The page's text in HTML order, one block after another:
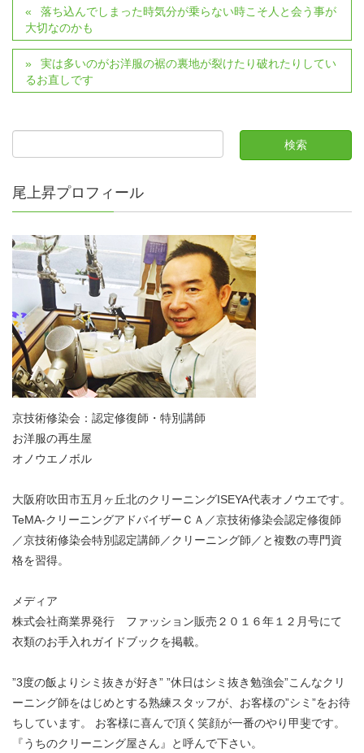
落ち込んでしまった時気分が乗らない時こそ人と会う事が
大切なのかも
実は多いのがお洋服の裾の裏地が裂けたり破れたりしてい
るお直しです
尾上昇プロフィール
京技術修染会：認定修復師・特別講師
お洋服の再生屋
オノウエノボル
大阪府吹田市五月ヶ丘北のクリーニングISEYA代表オノウエです。
TeMA-クリーニングアドバイザーＣＡ／京技術修染会認定修復師
／京技術修染会特別認定講師／クリーニング師／と複数の専門資
格を習得。
メディア
株式会社商業界発行 ファッション販売２０１６年１２月号にて
衣類のお手入れガイドブックを掲載。
”3度の飯よりシミ抜きが好き” ”休日はシミ抜き勉強会”こんなクリ
ーニング師をはじめとする熟練スタッフが、お客様の”シミ”をお待
ちしています。 お客様に喜んで頂く笑顔が一番のやり甲斐です。
『うちのクリーニング屋さん』と呼んで下さい。